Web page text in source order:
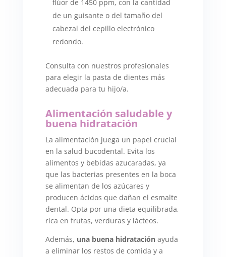
flúor de 1450 ppm, con la cantidad
de un guisante o del tamaño del
cabezal del cepillo electrónico
redondo.
Consulta con nuestros profesionales
para elegir la pasta de dientes más
adecuada para tu hijo/a.
Alimentación saludable y
buena hidratación
La alimentación juega un papel crucial
en la salud bucodental. Evita los
alimentos y bebidas azucaradas, ya
que las bacterias presentes en la boca
se alimentan de los azúcares y
producen ácidos que dañan el esmalte
dental. Opta por una dieta equilibrada,
rica en frutas, verduras y lácteos.
Además, una buena hidrataciónayuda
a eliminar los restos de comida y a